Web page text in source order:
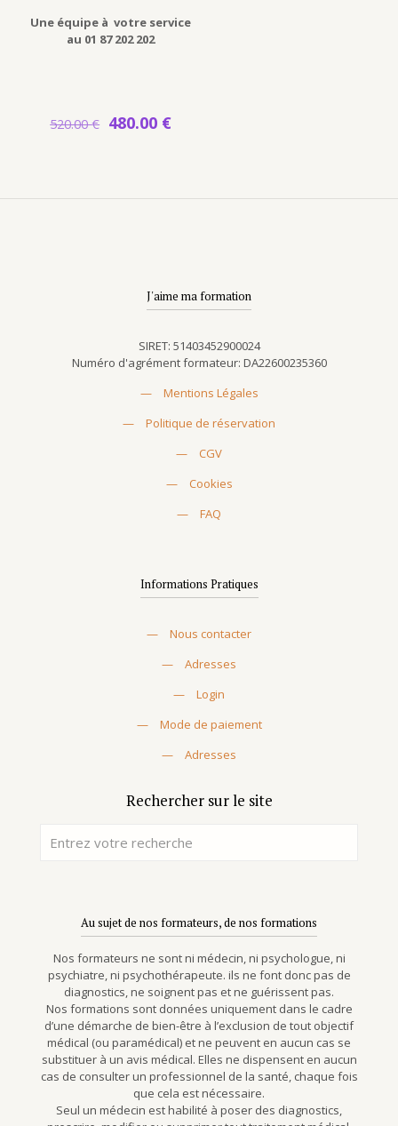
Une équipe à votre service
au 01 87 202 202
520.00€ Le
480.00 €Le
J'aime ma formation
SIRET: 51403452900024
Numéro d'agrément formateur: DA22600235360
—
Mentions Légales
—
Politique de réservation
—
CGV
—
Cookies
—
FAQ
Informations Pratiques
—
Nous contacter
—
Adresses
—
Login
—
Mode de paiement
—
Adresses
Rechercher sur le site
Au sujet de nos formateurs, de nos formations
Nos formateurs ne sont ni médecin, ni psychologue, ni
psychiatre, ni psychothérapeute. ils ne font donc pas de
diagnostics, ne soignent pas et ne guérissent pas.
Nos formations sont données uniquement dans le cadre
d’une démarche de bien-être à l’exclusion de tout objectif
médical (ou paramédical) et ne peuvent en aucun cas se
substituer à un avis médical. Elles ne dispensent en aucun
cas de consulter un professionnel de la santé, chaque fois
que cela est nécessaire.
Seul un médecin est habilité à poser des diagnostics,